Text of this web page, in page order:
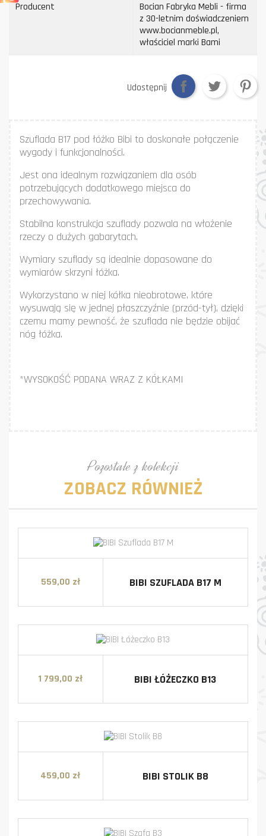
Producent
Bocian Fabryka Mebli - firma
z 30-letnim doświadczeniem
www.bocianmeble.pl,
właściciel marki Bami
Udostępnij
Szuflada B17 pod łóżko Bibi to doskonałe połączenie
wygody i funkcjonalności.
Jest ona idealnym rozwiązaniem dla osób
potrzebujących dodatkowego miejsca do
przechowywania.
Stabilna konstrukcja szuflady pozwala na włożenie
rzeczy o dużych gabarytach.
Wymiary szuflady są idealnie dopasowane do
wymiarów skrzyni łóżka.
Wykorzystano w niej kółka nieobrotowe, które
wysuwają się w jednej płaszczyźnie (przód-tył), dzięki
czemu mamy pewność, że szuflada nie będzie obijać
nóg łóżka.
*WYSOKOŚĆ PODANA WRAZ Z KÓŁKAMI
Pozostałe z kolekcji
ZOBACZ RÓWNIEŻ
Cena
559,00 zł BIBI SZUFLADA B17 M
Cena
1 799,00 zł BIBI ŁÓŻECZKO B13
Cena
459,00 zł BIBI STOLIK B8